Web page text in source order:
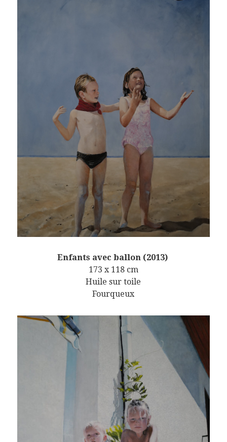
Enfants avec ballon (2013)
173 x 118 cm
Huile sur toile
Fourqueux